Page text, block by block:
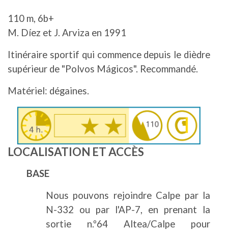
110 m, 6b+
M. Díez et J. Arviza en 1991
Itinéraire sportif qui commence depuis le dièdre
supérieur de "Polvos Mágicos". Recommandé.
Matériel: dégaines.
LOCALISATION ET ACCÈS
BASE
Nous pouvons rejoindre Calpe par la
N-332 ou par l'AP-7, en prenant la
sortie n.º64 Altea/Calpe pour